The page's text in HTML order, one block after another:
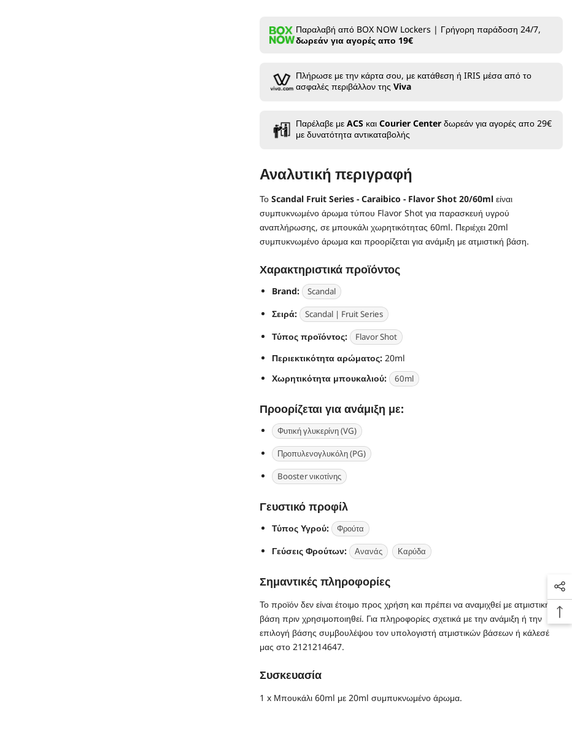
Series
Shot
20/60ml
Series
-
Shot
20/60ml
Παραλαβή από BOX NOW Lockers | Γρήγορη παράδοση 24/7,
δωρεάν για αγορές απο 19€
Πλήρωσε με την κάρτα σου, με κατάθεση ή IRIS μέσα από το
ασφαλές περιβάλλον της Viva
Παρέλαβε με ACSκαι Courier Centerδωρεάν για αγορές απο 29€
με δυνατότητα αντικαταβολής
Αναλυτική περιγραφή
Το Scandal Fruit Series - Caraibico - Flavor Shot 20/60mlείναι
συμπυκνωμένο άρωμα τύπου Flavor Shot για παρασκευή υγρού
αναπλήρωσης, σε μπουκάλι χωρητικότητας 60ml. Περιέχει 20ml
συμπυκνωμένο άρωμα και προορίζεται για ανάμιξη με ατμιστική βάση.
Χαρακτηριστικά προϊόντος
Brand: Scandal
Σειρά: Scandal | Fruit Series
Τύπος προϊόντος: Flavor Shot
Περιεκτικότητα αρώματος:20ml
Χωρητικότητα μπουκαλιού:
60ml
Προορίζεται για ανάμιξη με:
Φυτική γλυκερίνη (VG)
Προπυλενογλυκόλη (PG)
Booster νικοτίνης
Γευστικό προφίλ
Τύπος Υγρού: Φρούτα
Γεύσεις Φρούτων: Ανανάς Καρύδα
Σημαντικές πληροφορίες
Το προϊόν δεν είναι έτοιμο προς χρήση και πρέπει να αναμιχθεί με ατμιστική
βάση πριν χρησιμοποιηθεί. Για πληροφορίες σχετικά με την ανάμιξη ή την
επιλογή βάσης συμβουλέψου τον υπολογιστή ατμιστικών βάσεων ή κάλεσέ
μας στο 2121214647.
Συσκευασία
1 x Μπουκάλι 60ml με 20ml συμπυκνωμένο άρωμα.